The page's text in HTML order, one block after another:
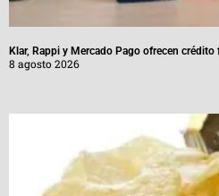
Klar, Rappi y Mercado Pago ofrecen
8 agosto 2026